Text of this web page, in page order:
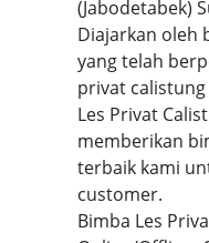
(Jabodetabek)
Diajarkan oleh
yang telah
privat
Les Privat
memberikan
terbaik kami
customer.
Bimba Les